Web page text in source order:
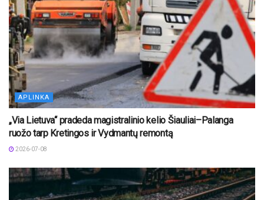
APLINKA
„Via Lietuva“ pradeda magistralinio kelio Šiauliai–Palanga
ruožo tarp Kretingos ir Vydmantų remontą
2026-07-08